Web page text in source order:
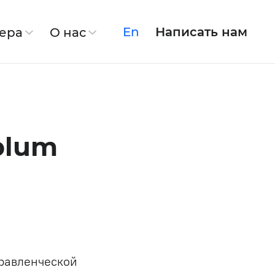
Спасение продукта
Discovery Phase
О нас En Написать нам